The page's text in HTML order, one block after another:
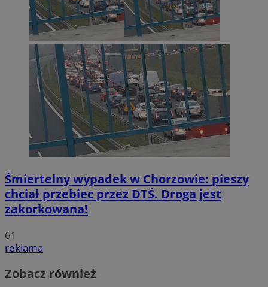
Śmiertelny wypadek w Chorzowie: pieszy
chciał przebiec przez DTŚ. Droga jest
zakorkowana!
61
reklama
Zobacz również